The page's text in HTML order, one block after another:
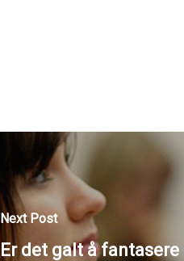
Next Post
Er det galt å